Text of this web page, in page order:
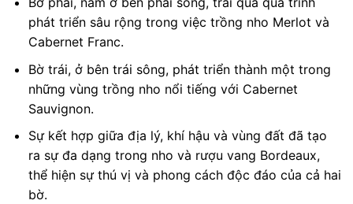
phát triển sâu rộng trong việc trồng nho Merlot và
Cabernet Franc.
Bờ trái, ở bên trái sông, phát triển thành một trong
những vùng trồng nho nổi tiếng với Cabernet
Sauvignon.
Sự kết hợp giữa địa lý, khí hậu và vùng đất đã tạo
ra sự đa dạng trong nho và rượu vang Bordeaux,
thể hiện sự thú vị và phong cách độc đáo của cả hai
bờ.